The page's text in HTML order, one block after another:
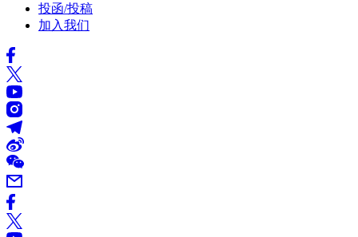
投函/投稿
加入我们